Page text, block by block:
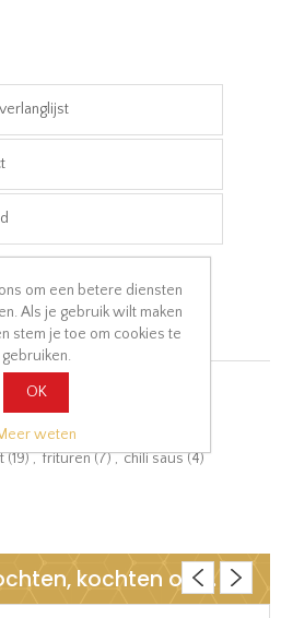
(19), frituren(7), chili saus(4)
kochten ook..
om een betere diensten
Als je gebruik wilt maken
stem je toe om cookies te
gebruiken.
OK
weten